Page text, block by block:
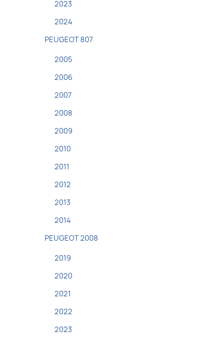
2023
2024
PEUGEOT 807
2005
2006
2007
2008
2009
2010
2011
2012
2013
2014
PEUGEOT 2008
2019
2020
2021
2022
2023